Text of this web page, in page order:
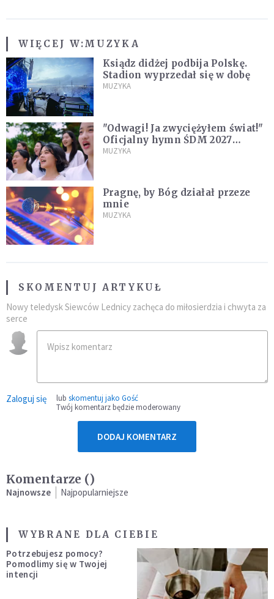
WIĘCEJ W:MUZYKA
Ksiądz didżej podbija Polskę.
Stadion wyprzedał się w dobę
MUZYKA
"Odwagi! Ja zwyciężyłem świat!"
Oficjalny hymn ŚDM 2027
zaprezentowany
MUZYKA
Pragnę, by Bóg działał przeze
mnie
MUZYKA
SKOMENTUJ ARTYKUŁ
Nowy teledysk Siewców Lednicy zachęca do miłosierdzia i chwyta za
serce
Zaloguj się lub skomentuj jako Gość
Twój komentarz będzie moderowany
DODAJ KOMENTARZ
Komentarze ()
Najnowsze Najpopularniejsze
WYBRANE DLA CIEBIE
Potrzebujesz pomocy?
Pomodlimy się w Twojej
intencji